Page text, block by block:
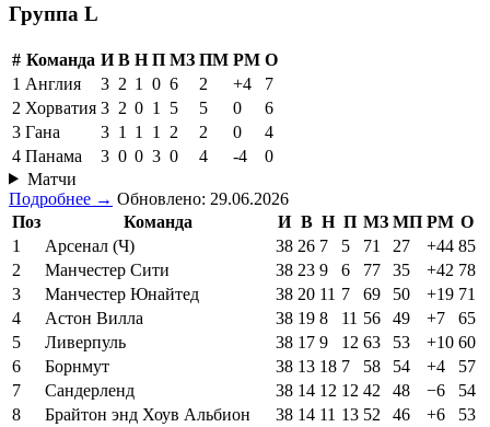
Группа L
# Команда И В Н П МЗ ПМ РМ О
1 Англия 3 2 1 0 6 2 +4
7
2 Хорватия 3 2 0 1 5 5 0
6
3 Гана 3 1 1 1 2 2 0
4
4 Панама 3 0 0 3 0 4 -4
0
Матчи
Подробнее → Обновлено: 29.06.2026
Поз
Команда И В Н П МЗ МП РМ О
1
Арсенал (Ч) 38 26 7 5 71 27 +44 85
2
Манчестер Сити 38 23 9 6 77 35 +42 78
3
Манчестер Юнайтед 38 20 11 7 69 50 +19 71
4
Астон Вилла 38 19 8 11 56 49 +7
65
5
Ливерпуль 38 17 9 12 63 53 +10 60
6
Борнмут 38 13 18 7 58 54 +4
57
7
Сандерленд 38 14 12 12 42 48 −6
54
8
Брайтон энд Хоув Альбион 38 14 11 13 52 46 +6
53